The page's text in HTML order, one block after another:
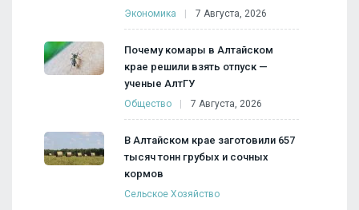
Экономика 7 Августа, 2026
Почему комары в Алтайском
крае решили взять отпуск —
ученые АлтГУ
Общество 7 Августа, 2026
В Алтайском крае заготовили 657
тысяч тонн грубых и сочных
кормов
Сельское Хозяйство